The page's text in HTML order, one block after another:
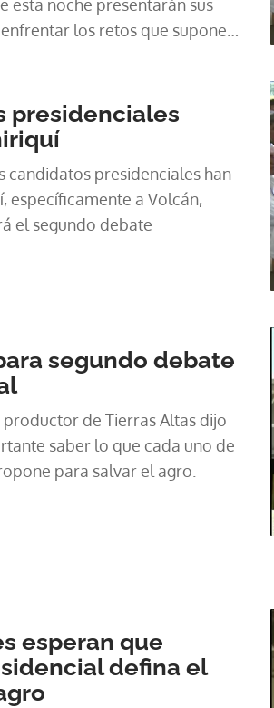
esta noche presentarán sus
los retos que supone
organizado el evento han
listo.
presidenciales
candidatos presidenciales han
específicamente a Volcán,
el segundo debate
segundo debate
productor de Tierras Altas dijo
saber lo que cada uno de
para salvar el agro.
esperan que
defina el